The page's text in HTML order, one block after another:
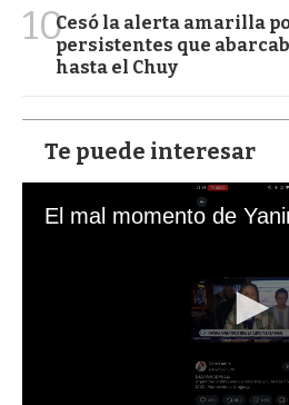
10Cesó la alerta amarilla
persistentes que
hasta el Chuy
Te puede interesar